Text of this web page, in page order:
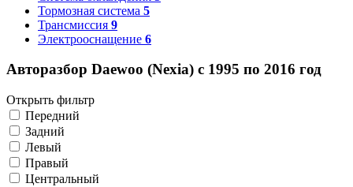
Тормозная система 5
Трансмиссия 9
Электрооснащение 6
Авторазбор Daewoo (Nexia) с 1995 по 2016 год
Открыть фильтр
Передний
Задний
Левый
Правый
Центральный